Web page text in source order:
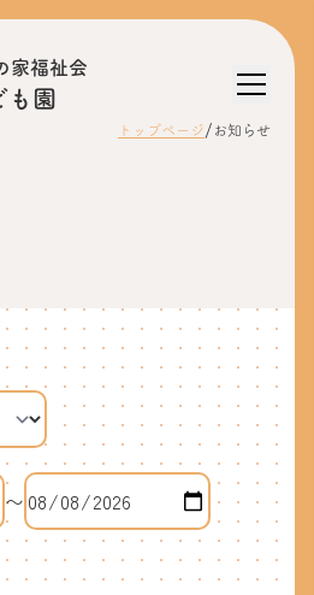
家福祉会
も園
トップページ/ お知らせ
〜